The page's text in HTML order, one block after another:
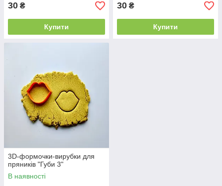
30 ₴
Купити
30 ₴
Купити
3D-формочки-вирубки для
пряників "Губи 3"
В наявності